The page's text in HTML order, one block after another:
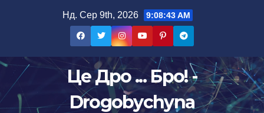
Нд. Сер 9th, 2026 9:08:44 AM
Це Дро ... Бро! -
Drogobychyna